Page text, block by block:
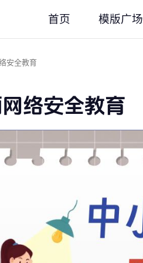
首页 模版广场
安全教育
络安全教育